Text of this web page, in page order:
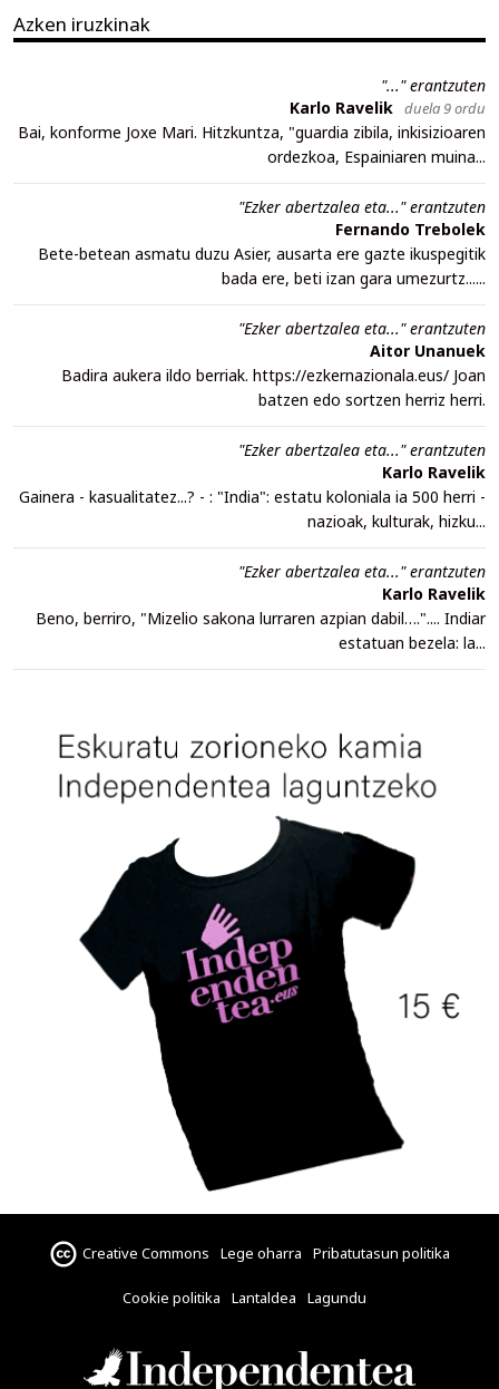
Azken iruzkinak
"..." erantzuten
Karlo Ravelik duela 9 ordu
Bai, konforme Joxe Mari. Hitzkuntza, "guardia zibila, inkisizioaren
ordezkoa, Espainiaren muina...
"Ezker abertzalea eta..." erantzuten
Fernando Trebolek
Bete-betean asmatu duzu Asier, ausarta ere gazte ikuspegitik
bada ere, beti izan gara umezurtz......
"Ezker abertzalea eta..." erantzuten
Aitor Unanuek
Badira aukera ildo berriak. https://ezkernazionala.eus/ Joan
batzen edo sortzen herriz herri.
"Ezker abertzalea eta..." erantzuten
Karlo Ravelik
Gainera - kasualitatez...? - : "India": estatu koloniala ia 500 herri -
nazioak, kulturak, hizku...
"Ezker abertzalea eta..." erantzuten
Karlo Ravelik
Beno, berriro, "Mizelio sakona lurraren azpian dabil….".... Indiar
estatuan bezela: la...
Creative Commons Lege oharra Pribatutasun politika
Cookie politika Lantaldea Lagundu